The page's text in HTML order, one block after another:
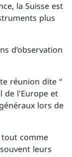
la Suisse est
plus
d’observation
réunion dite “
de l'Europe et
lors de
tout comme
leurs